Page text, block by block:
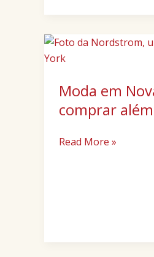
com
moda
Moda em
comprar
Moda
em
York:
Onde
comprar
além
Read More »